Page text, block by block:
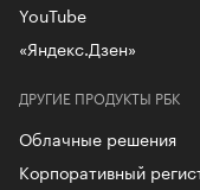
ДРУГИЕ ПРОДУКТЫ РБК
Облачные решения
Корпоративный
YouTube
«Яндекс.Дзен»